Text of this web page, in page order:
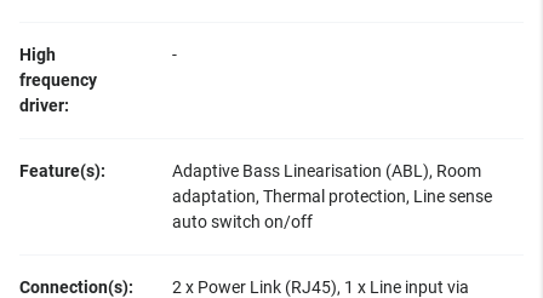
High
frequency
driver:
-
Feature(s):
Adaptive Bass Linearisation (ABL), Room
adaptation, Thermal protection, Line sense
auto switch on/off
Connection(s):
2 x Power Link (RJ45), 1 x Line input via